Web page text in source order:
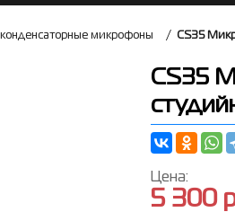
микрофоны / CS35
CS35
Цена:
5 300